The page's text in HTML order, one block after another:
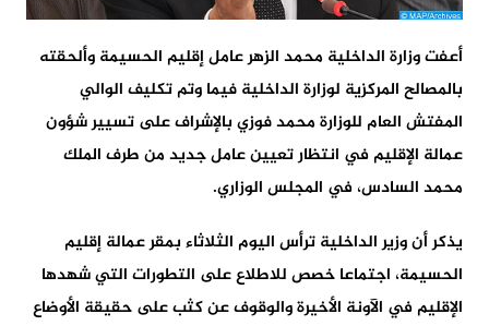
أعفت وزارة الداخلية محمد الزهر عامل إقليم الحسيمة وألحقته
بالمصالح المركزية لوزارة الداخلية فيما وتم تكليف الوالي
المفتش العام للوزارة محمد فوزي بالإشراف على تسيير شؤون
عمالة الإقليم في انتظار تعيين عامل جديد من طرف الملك
محمد السادس، في المجلس الوزاري.
يذكر أن وزير الداخلية ترأس اليوم الثلاثاء بمقر عمالة إقليم
الحسيمة، اجتماعا خصص للاطلاع على التطورات التي شهدها
الإقليم في الآونة الأخيرة والوقوف عن كثب على حقيقة الأوضاع